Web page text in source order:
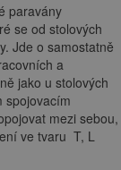
paravány
se od stolových
Jde o samostatně
a
jako u stolových
spojovacím
mezi sebou,
ve tvaru T, L